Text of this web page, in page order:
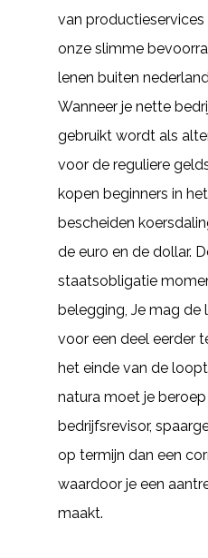
van
onze slimme
lenen buiten
Wanneer je nette
gebruikt wordt als
voor de reguliere
kopen beginners in
bescheiden
de euro en de dollar.
staatsobligatie
belegging, Je mag de
voor een deel eerder
het einde van de
natura moet je
bedrijfsrevisor,
op termijn dan een
waardoor je een
maakt.